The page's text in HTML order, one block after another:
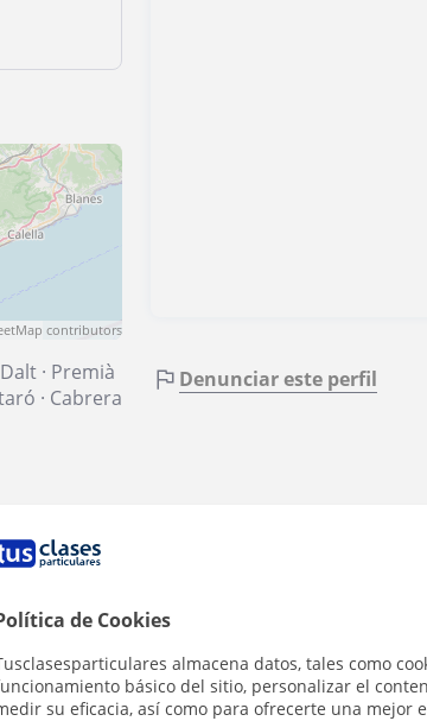
de Cookies
almacena datos, tales como
básico del sitio, personalizar el
su eficacia, así como para ofrecerte una mejor
contributors
· Premià
· Cabrera
Denunciar este perfil
en Mataró que pueden